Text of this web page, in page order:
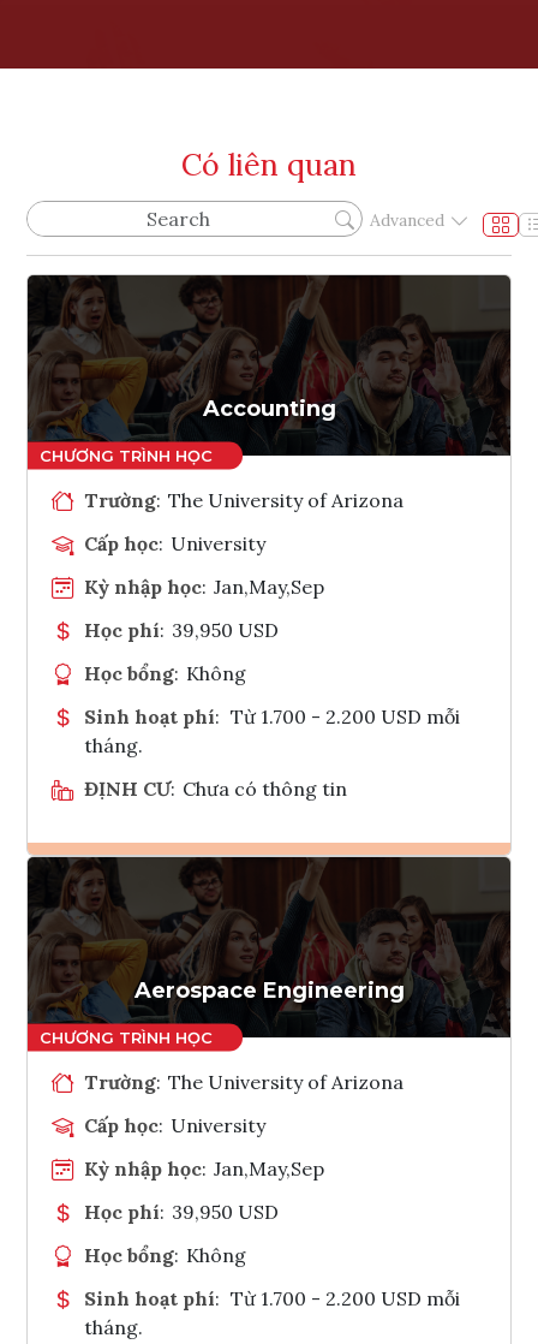
Có liên quan
Advanced
Accounting
Trường: The University of Arizona
Cấp học: University
Kỳ nhập học: Jan,May,Sep
Học phí: 39,950 USD
Học bổng: Không
Sinh hoạt phí: Từ 1.700 - 2.200 USD mỗi
tháng.
ĐỊNH CƯ: Chưa có thông tin
Ghi danh
Tham vấn Interlink
Aerospace Engineering
Trường: The University of Arizona
Cấp học: University
Kỳ nhập học: Jan,May,Sep
Học phí: 39,950 USD
Học bổng: Không
Sinh hoạt phí: Từ 1.700 - 2.200 USD mỗi
tháng.